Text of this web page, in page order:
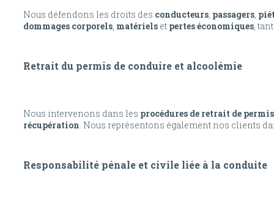
Nous défendons les droits des conducteurs, passagers,
dommages corporels, matériels et pertes économiques,
Retrait du permis de conduire et alcoolémie
Nous intervenons dans les procédures de retrait de permis
récupération. Nous représentons également nos clients
Responsabilité pénale et civile liée à la conduite